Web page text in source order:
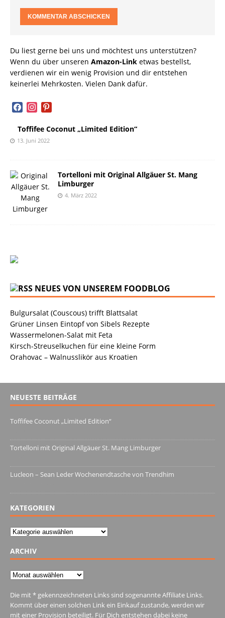
Du liest gerne bei uns und möchtest uns unterstützen?
Wenn du über unseren Amazon-Link etwas bestellst,
verdienen wir ein wenig Provision und dir entstehen
keinerlei Mehrkosten. Vielen Dank dafür.
facebookinstagram
pinterest
Toffifee Coconut „Limited Edition“
13. Juni 2022
Tortelloni mit Original Allgäuer St. Mang
Limburger
4. März 2022
NEUES VON UNSEREM FOODBLOG
Bulgursalat (Couscous) trifft Blattsalat
Grüner Linsen Eintopf von Sibels Rezepte
Wassermelonen-Salat mit Feta
Kirsch-Streuselkuchen für eine kleine Form
Orahovac – Walnusslikör aus Kroatien
NEUESTE BEITRÄGE
Toffifee Coconut „Limited Edition“
Tortelloni mit Original Allgäuer St. Mang Limburger
Lucleon – Sean Leder Wochenendtasche von Trendhim
KATEGORIEN
Kategorien
ARCHIV
Archiv
Die mit * gekennzeichneten Links sind sogenannte Affiliate Links.
Kommt über einen solchen Link ein Einkauf zustande, werden wir
mit einer Provision beteiligt. Für Dich entstehen dabei keine